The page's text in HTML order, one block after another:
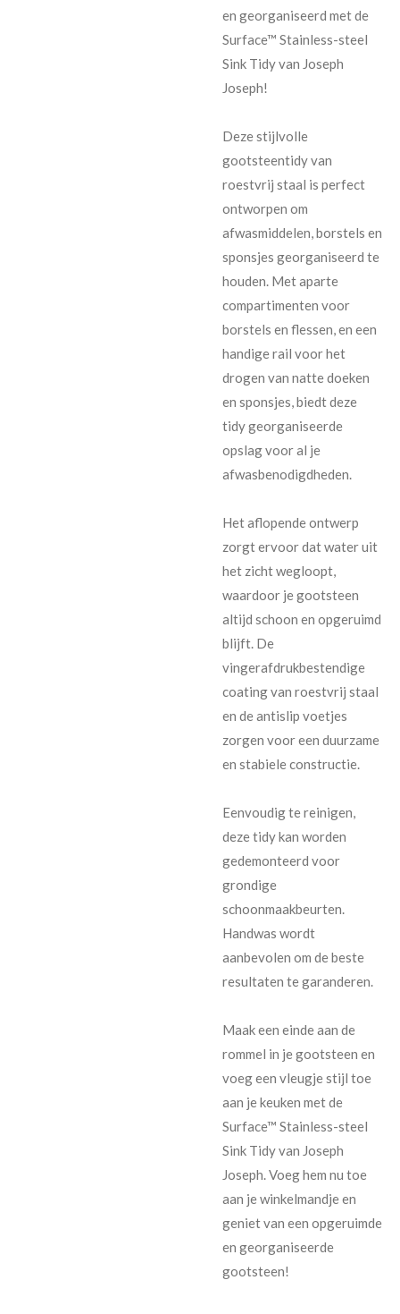
en georganiseerd met de
Surface™ Stainless-steel
Sink Tidy van Joseph
Joseph!
Deze stijlvolle
gootsteentidy van
roestvrij staal is perfect
ontworpen om
afwasmiddelen, borstels en
sponsjes georganiseerd te
houden. Met aparte
compartimenten voor
borstels en flessen, en een
handige rail voor het
drogen van natte doeken
en sponsjes, biedt deze
tidy georganiseerde
opslag voor al je
afwasbenodigdheden.
Het aflopende ontwerp
zorgt ervoor dat water uit
het zicht wegloopt,
waardoor je gootsteen
altijd schoon en opgeruimd
blijft. De
vingerafdrukbestendige
coating van roestvrij staal
en de antislip voetjes
zorgen voor een duurzame
en stabiele constructie.
Eenvoudig te reinigen,
deze tidy kan worden
gedemonteerd voor
grondige
schoonmaakbeurten.
Handwas wordt
aanbevolen om de beste
resultaten te garanderen.
Maak een einde aan de
rommel in je gootsteen en
voeg een vleugje stijl toe
aan je keuken met de
Surface™ Stainless-steel
Sink Tidy van Joseph
Joseph. Voeg hem nu toe
aan je winkelmandje en
geniet van een opgeruimde
en georganiseerde
gootsteen!